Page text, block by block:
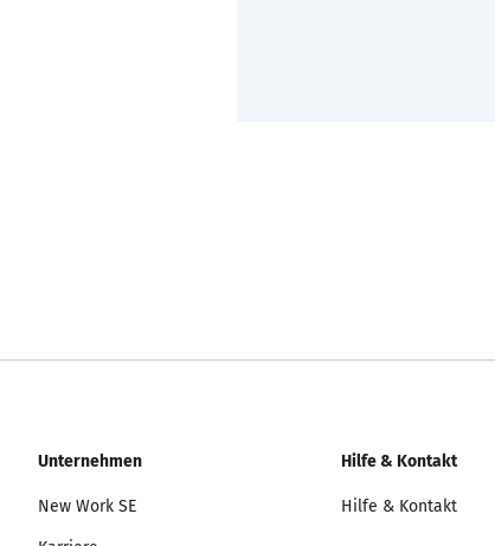
Unternehmen
New Work SE
Hilfe & Kontakt
Hilfe & Kontakt